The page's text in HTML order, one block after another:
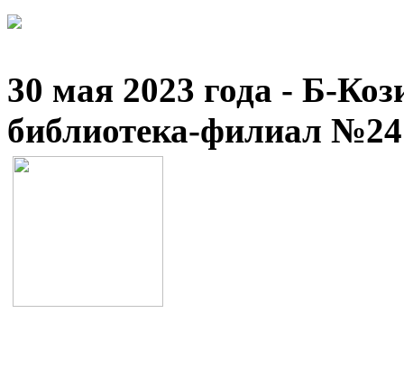
30 мая 2023 года - Б-
библиотека-филиал №24